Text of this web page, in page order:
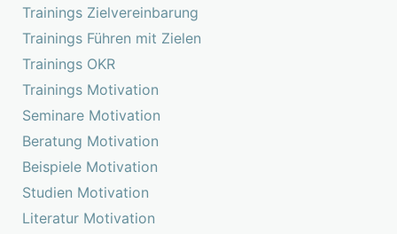
Trainings Zielvereinbarung
Trainings Führen mit Zielen
Trainings OKR
Trainings Motivation
Seminare Motivation
Beratung Motivation
Beispiele Motivation
Studien Motivation
Literatur Motivation